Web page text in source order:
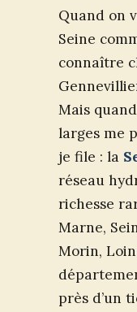
Quand on
Seine
connaître
Mais
larges me
je file : la
réseau
richesse
Marne,
Morin,
près d’un